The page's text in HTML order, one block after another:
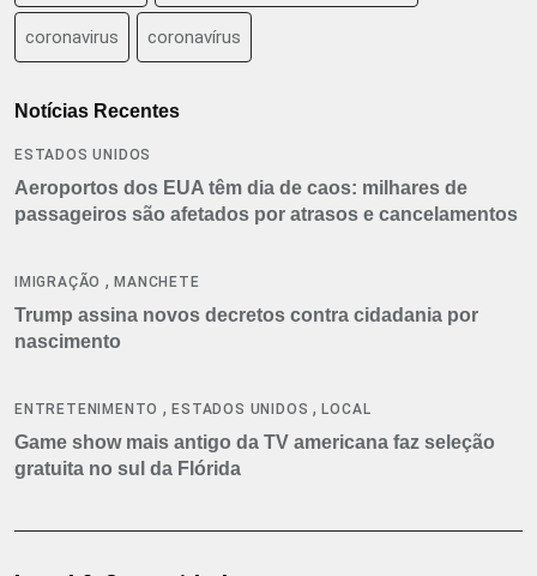
coronavirus coronavírus
Notícias Recentes
ESTADOS UNIDOS
Aeroportos dos EUA têm dia de caos: milhares de
passageiros são afetados por atrasos e cancelamentos
IMIGRAÇÃO ,MANCHETE
Trump assina novos decretos contra cidadania por
nascimento
ENTRETENIMENTO ,ESTADOS UNIDOS ,LOCAL
Game show mais antigo da TV americana faz seleção
gratuita no sul da Flórida